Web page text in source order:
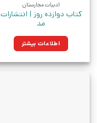
ادبیات مجارستان
کتاب دوازده روز‏‫ | انتشارات
مد
اطلاعات بیشتر